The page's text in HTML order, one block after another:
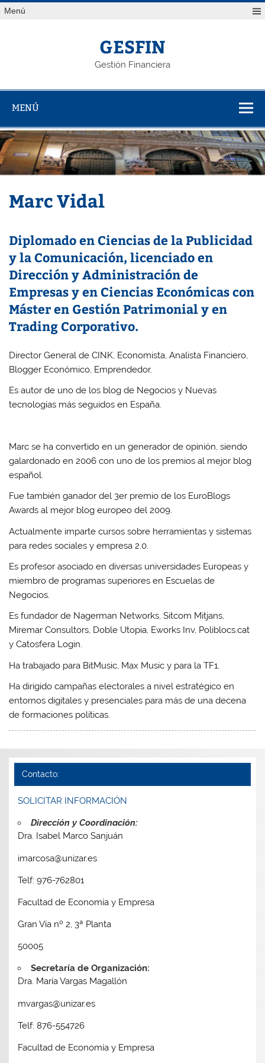
Saltar
alMenú
GESFIN
Gestión Financiera
MENÚ
Marc Vidal
Diplomado en Ciencias de la Publicidad
y la Comunicación, licenciado en
Dirección y Administración de
Empresas y en Ciencias Económicas con
Máster en Gestión Patrimonial y en
Trading Corporativo.
Director General de CINK, Economista, Analista Financiero,
Blogger Económico, Emprendedor.
Es autor de uno de los blog de Negocios y Nuevas
tecnologías más seguidos en España.
Marc se ha convertido en un generador de opinión, siendo
galardonado en 2006 con uno de los premios al mejor blog
español.
Fue también ganador del 3er premio de los EuroBlogs
Awards al mejor blog europeo del 2009.
Actualmente imparte cursos sobre herramientas y sistemas
para redes sociales y empresa 2.0.
Es profesor asociado en diversas universidades Europeas y
miembro de programas superiores en Escuelas de
Negocios.
Es fundador de Nagerman Networks, Sitcom Mitjans,
Miremar Consultors, Doble Utopia, Eworks Inv, Poliblocs.cat
y Catosfera Login.
Ha trabajado para BitMusic, Max Music y para la TF1.
Ha dirigido campañas electorales a nivel estratégico en
entornos digitales y presenciales para más de una decena
de formaciones políticas.
Contacto:
SOLICITAR INFORMACIÓN
Dirección y Coordinación:
Dra. Isabel Marco Sanjuán
imarcosa@unizar.es
Telf: 976-762801
Facultad de Economía y Empresa
Gran Vía nº 2, 3ª Planta
50005
Secretaría de Organización:
Dra. María Vargas Magallón
mvargas@unizar.es
Telf: 876-554726
Facultad de Economía y Empresa